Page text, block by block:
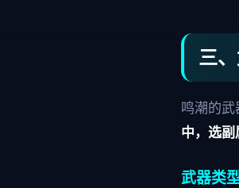
三
鸣潮的
中，选
武器类